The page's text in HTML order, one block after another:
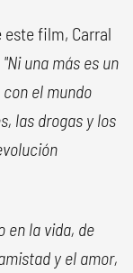
film, Carral
"Ni una más es un
el mundo
las drogas y los
en la vida, de
y el amor,